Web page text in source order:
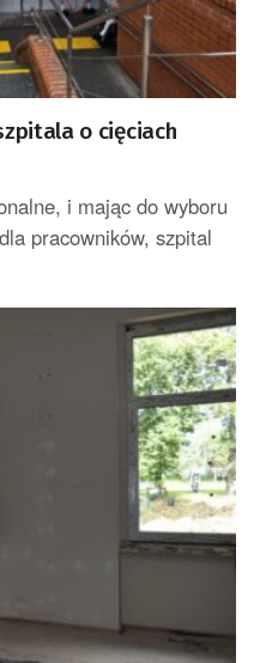
o cięciach
i mając do wyboru
pracowników, szpital